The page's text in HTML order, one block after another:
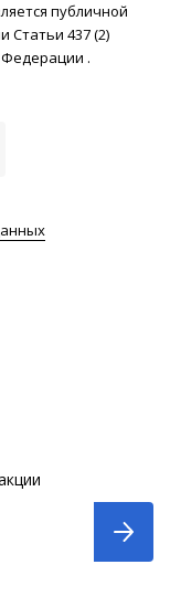
публичной
Статьи 437 (2)
Федерации .